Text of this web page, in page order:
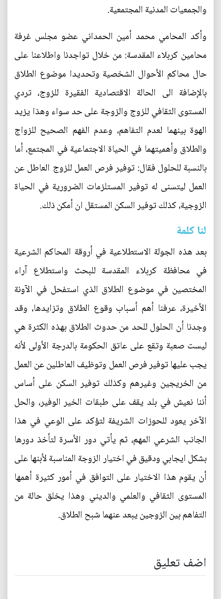
والجمعيات المدنية المجتمعية.
وأكد المحامي محمد أمين الحمداني عضو مجلس غرفة
محامين كربلاء المقدسة: من خلال تواجدنا واطلاعنا على
حال محاكم الأحوال الشخصية وتحديدا موضوع الطلاق
بالإضافة الى الحالة الاقتصادية الفقيرة للزوج، تردي
المستوى الثقافي للزوج والزوجة على حد سواء وهذا يزيد
الهوة بينهما لعدم التفاهم، وعدم الفهم الصحيح للزواج
والطلاق وأهميتهما في الحياة الاجتماعية في المجتمع، أما
بالنسبة للحلول فقال: توفير فرص العمل للزوج العاطل عن
العمل ليتسنى له توفير المستلزمات الضرورية في الحياة
الزوجية، كذلك توفير السكن المستقل ان أمكن ذلك.
لنا كلمة
بعد هذه الجولة الاستطلاعية في أروقة المحاكم الشرعية
في محافظة كربلاء المقدسة للبحث واستطلاع آراء
المختصين في موضوع الطلاق الذي استفحل في الآونة
الأخيرة، عرفنا أهم أسباب وقوع الطلاق وتزايدها، وقد
وجدنا أن الحلول للحد من حدوث الطلاق بهذه الكثرة هي
ليست صعبة وتقع على عاتق الحكومة بالدرجة الأولى لأنه
يجب عليها توفير فرص العمل وتوظيف العاطلين عن العمل
من الخريجين وغيرهم وكذلك توفير السكن على أساس
أننا نعيش في بلد يقف على طبقات الخير الوفير، والحل
الآخر يعود للحوزات الشريفة لتؤكد على الوعي في هذا
الجانب الشرعي المهم، ثم يأتي دور الأسرة لتأخذ دورها
بشكل ايجابي ودقيق في اختيار الزوجة المناسبة لأبنها على
أن يقوم هذا الاختيار على التوافق في أمور كثيرة أهمها
المستوى الثقافي والعلمي والديني وهذا يخلق حالة من
التفاهم بين الزوجين يبعد عنهما شبح الطلاق.
اضف تعليق